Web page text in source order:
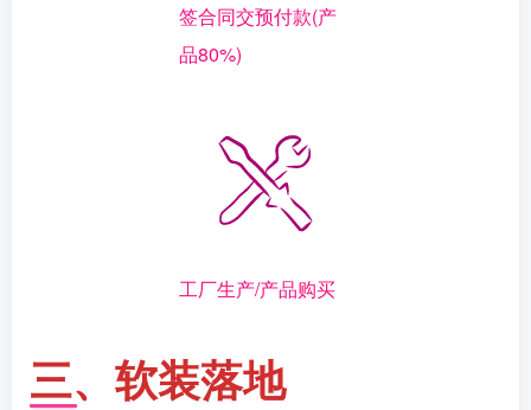
签合同交预付款(产
品80%)
工厂生产/产品购买
三、软装落地